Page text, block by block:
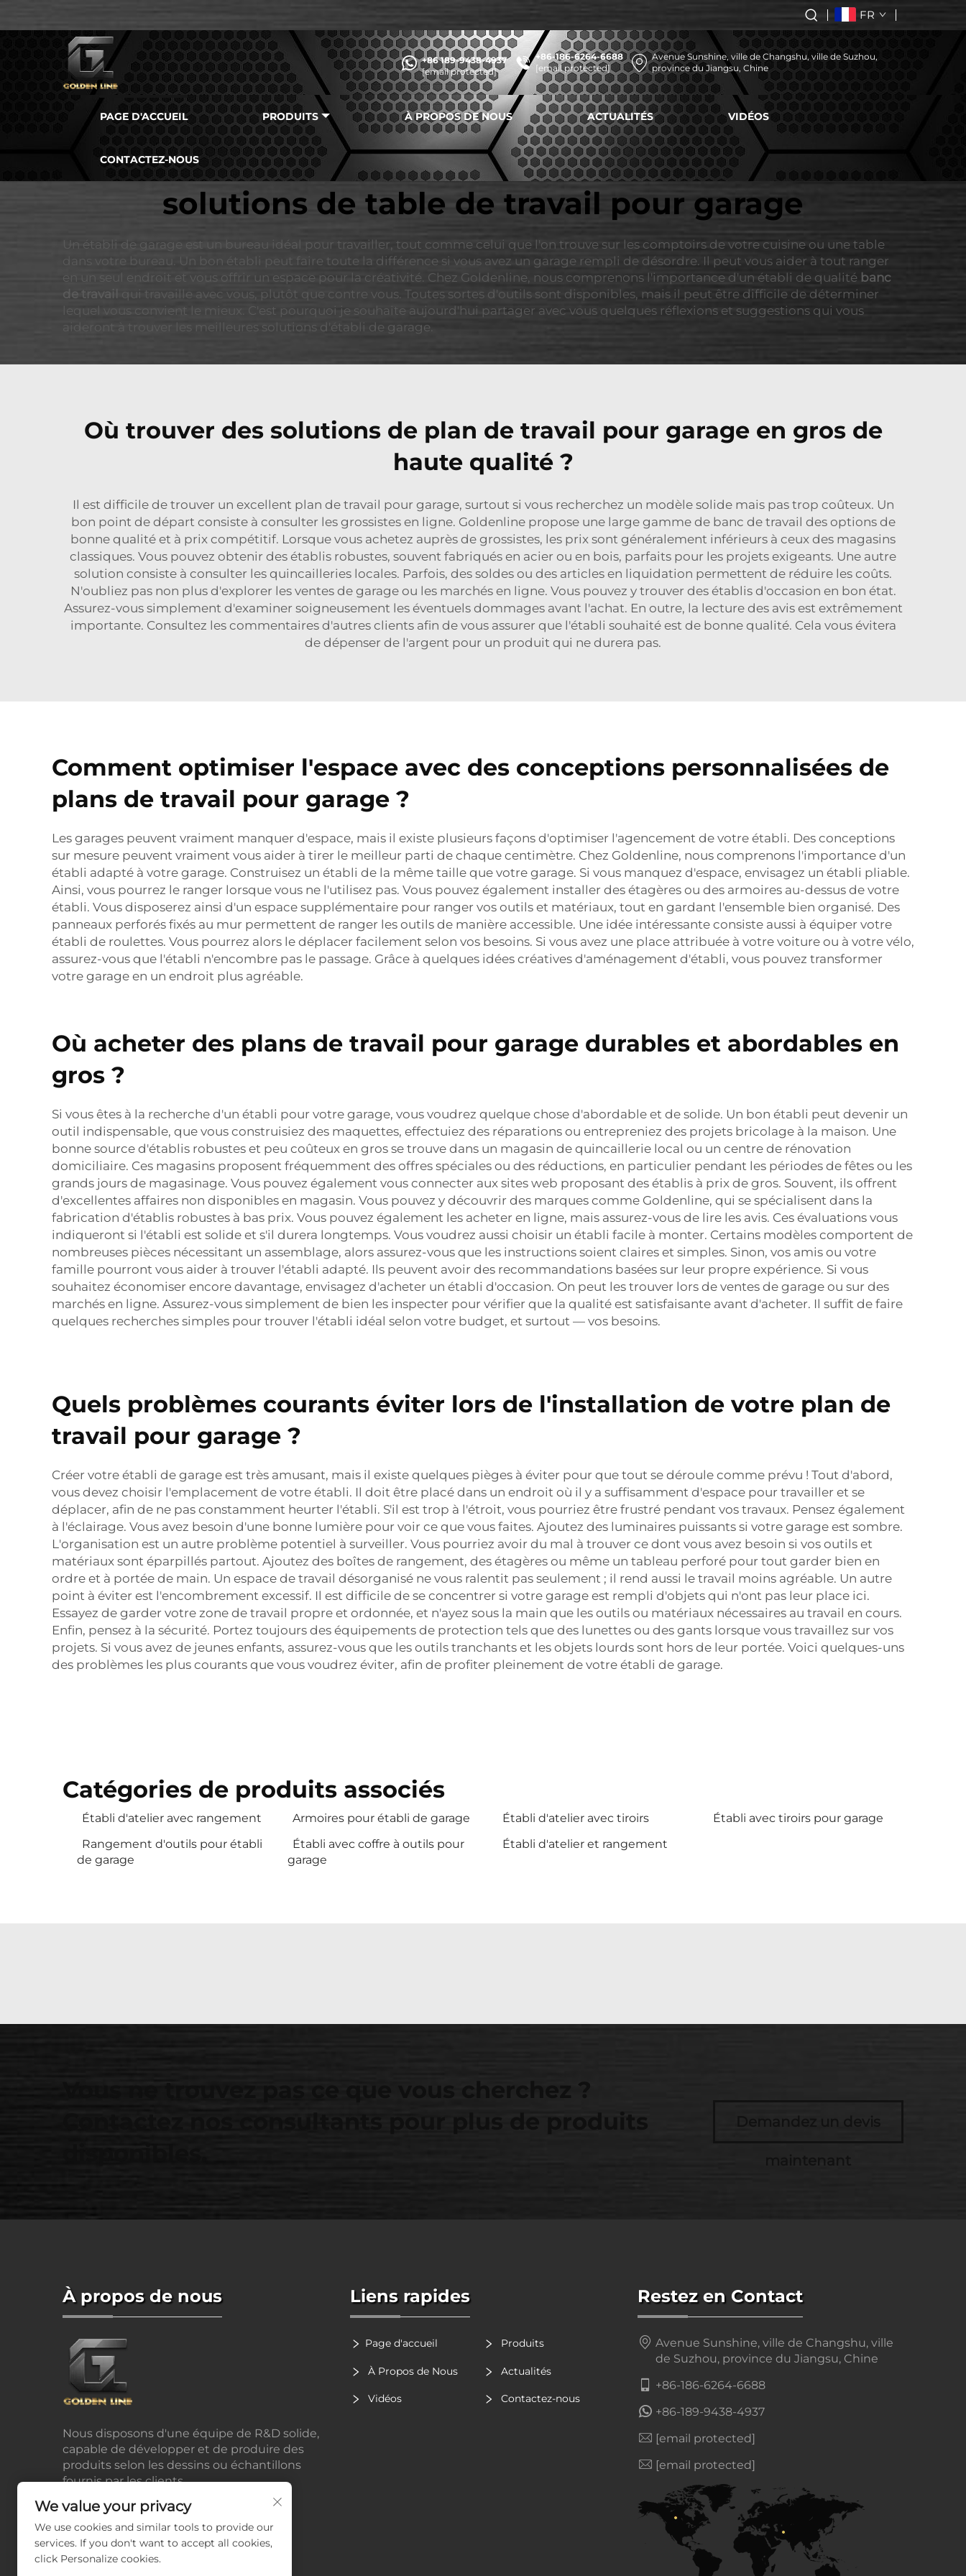
FR
+86 189-9438-4937
[email protected]
+86-186-6264-6688
[email protected]
Avenue Sunshine, ville de Changshu, ville de Suzhou,
province du Jiangsu, Chine
PAGE D'ACCUEIL PRODUITS À PROPOS DE NOUS ACTUALITÉS VIDÉOS
CONTACTEZ-NOUS
solutions de table de travail pour garage
Un établi de garage est un bureau idéal pour travailler, tout comme celui que l'on trouve sur les comptoirs de votre cuisine ou une table
dans votre bureau. Un bon établi peut faire toute la différence si vous avez un garage rempli de désordre. Il peut vous aider à tout ranger
en un seul endroit et vous offrir un espace pour la créativité. Chez Goldenline, nous comprenons l'importance d'un établi de qualité banc
de travail qui travaille avec vous, plutôt que contre vous. Toutes sortes d'outils sont disponibles, mais il peut être difficile de déterminer
lequel vous convient le mieux. C'est pourquoi je souhaite aujourd'hui partager avec vous quelques réflexions et suggestions qui vous
aideront à trouver les meilleures solutions d'établi de garage.
Où trouver des solutions de plan de travail pour garage en gros de
haute qualité ?
Il est difficile de trouver un excellent plan de travail pour garage, surtout si vous recherchez un modèle solide mais pas trop coûteux. Un
bon point de départ consiste à consulter les grossistes en ligne. Goldenline propose une large gamme de banc de travail des options de
bonne qualité et à prix compétitif. Lorsque vous achetez auprès de grossistes, les prix sont généralement inférieurs à ceux des magasins
classiques. Vous pouvez obtenir des établis robustes, souvent fabriqués en acier ou en bois, parfaits pour les projets exigeants. Une autre
solution consiste à consulter les quincailleries locales. Parfois, des soldes ou des articles en liquidation permettent de réduire les coûts.
N'oubliez pas non plus d'explorer les ventes de garage ou les marchés en ligne. Vous pouvez y trouver des établis d'occasion en bon état.
Assurez-vous simplement d'examiner soigneusement les éventuels dommages avant l'achat. En outre, la lecture des avis est extrêmement
importante. Consultez les commentaires d'autres clients afin de vous assurer que l'établi souhaité est de bonne qualité. Cela vous évitera
de dépenser de l'argent pour un produit qui ne durera pas.
Comment optimiser l'espace avec des conceptions personnalisées de
plans de travail pour garage ?
Les garages peuvent vraiment manquer d'espace, mais il existe plusieurs façons d'optimiser l'agencement de votre établi. Des conceptions
sur mesure peuvent vraiment vous aider à tirer le meilleur parti de chaque centimètre. Chez Goldenline, nous comprenons l'importance d'un
établi adapté à votre garage. Construisez un établi de la même taille que votre garage. Si vous manquez d'espace, envisagez un établi pliable.
Ainsi, vous pourrez le ranger lorsque vous ne l'utilisez pas. Vous pouvez également installer des étagères ou des armoires au-dessus de votre
établi. Vous disposerez ainsi d'un espace supplémentaire pour ranger vos outils et matériaux, tout en gardant l'ensemble bien organisé. Des
panneaux perforés fixés au mur permettent de ranger les outils de manière accessible. Une idée intéressante consiste aussi à équiper votre
établi de roulettes. Vous pourrez alors le déplacer facilement selon vos besoins. Si vous avez une place attribuée à votre voiture ou à votre vélo,
assurez-vous que l'établi n'encombre pas le passage. Grâce à quelques idées créatives d'aménagement d'établi, vous pouvez transformer
votre garage en un endroit plus agréable.
Où acheter des plans de travail pour garage durables et abordables en
gros ?
Si vous êtes à la recherche d'un établi pour votre garage, vous voudrez quelque chose d'abordable et de solide. Un bon établi peut devenir un
outil indispensable, que vous construisiez des maquettes, effectuiez des réparations ou entrepreniez des projets bricolage à la maison. Une
bonne source d'établis robustes et peu coûteux en gros se trouve dans un magasin de quincaillerie local ou un centre de rénovation
domiciliaire. Ces magasins proposent fréquemment des offres spéciales ou des réductions, en particulier pendant les périodes de fêtes ou les
grands jours de magasinage. Vous pouvez également vous connecter aux sites web proposant des établis à prix de gros. Souvent, ils offrent
d'excellentes affaires non disponibles en magasin. Vous pouvez y découvrir des marques comme Goldenline, qui se spécialisent dans la
fabrication d'établis robustes à bas prix. Vous pouvez également les acheter en ligne, mais assurez-vous de lire les avis. Ces évaluations vous
indiqueront si l'établi est solide et s'il durera longtemps. Vous voudrez aussi choisir un établi facile à monter. Certains modèles comportent de
nombreuses pièces nécessitant un assemblage, alors assurez-vous que les instructions soient claires et simples. Sinon, vos amis ou votre
famille pourront vous aider à trouver l'établi adapté. Ils peuvent avoir des recommandations basées sur leur propre expérience. Si vous
souhaitez économiser encore davantage, envisagez d'acheter un établi d'occasion. On peut les trouver lors de ventes de garage ou sur des
marchés en ligne. Assurez-vous simplement de bien les inspecter pour vérifier que la qualité est satisfaisante avant d'acheter. Il suffit de faire
quelques recherches simples pour trouver l'établi idéal selon votre budget, et surtout — vos besoins.
Quels problèmes courants éviter lors de l'installation de votre plan de
travail pour garage ?
Créer votre établi de garage est très amusant, mais il existe quelques pièges à éviter pour que tout se déroule comme prévu ! Tout d'abord,
vous devez choisir l'emplacement de votre établi. Il doit être placé dans un endroit où il y a suffisamment d'espace pour travailler et se
déplacer, afin de ne pas constamment heurter l'établi. S'il est trop à l'étroit, vous pourriez être frustré pendant vos travaux. Pensez également
à l'éclairage. Vous avez besoin d'une bonne lumière pour voir ce que vous faites. Ajoutez des luminaires puissants si votre garage est sombre.
L'organisation est un autre problème potentiel à surveiller. Vous pourriez avoir du mal à trouver ce dont vous avez besoin si vos outils et
matériaux sont éparpillés partout. Ajoutez des boîtes de rangement, des étagères ou même un tableau perforé pour tout garder bien en
ordre et à portée de main. Un espace de travail désorganisé ne vous ralentit pas seulement ; il rend aussi le travail moins agréable. Un autre
point à éviter est l'encombrement excessif. Il est difficile de se concentrer si votre garage est rempli d'objets qui n'ont pas leur place ici.
Essayez de garder votre zone de travail propre et ordonnée, et n'ayez sous la main que les outils ou matériaux nécessaires au travail en cours.
Enfin, pensez à la sécurité. Portez toujours des équipements de protection tels que des lunettes ou des gants lorsque vous travaillez sur vos
projets. Si vous avez de jeunes enfants, assurez-vous que les outils tranchants et les objets lourds sont hors de leur portée. Voici quelques-uns
des problèmes les plus courants que vous voudrez éviter, afin de profiter pleinement de votre établi de garage.
Catégories de produits associés
Établi d'atelier avec rangement Armoires pour établi de garage Établi d'atelier avec tiroirs
Établi avec tiroirs pour garage
Rangement d'outils pour établi
de garage
Établi avec coffre à outils pour
garage
Établi d'atelier et rangement
Contactez nos consultants pour plus de produits
maintenant
À propos de nous
Nous disposons d'une équipe de R&D solide,
capable de développer et de produire des
produits selon les dessins ou échantillons
fournis par les clients.
Liens rapides
Page d'accueil Produits
À Propos de Nous Actualités
Vidéos Contactez-nous
Restez en Contact
Avenue Sunshine, ville de Changshu, ville
de Suzhou, province du Jiangsu, Chine
+86-186-6264-6688
+86-189-9438-4937
[email protected]
[email protected]
We value your privacy
We use cookies and similar tools to provide our
services. If you don't want to accept all cookies,
click Personalize cookies.